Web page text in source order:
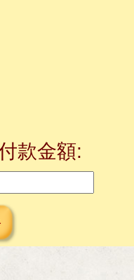
款金額: